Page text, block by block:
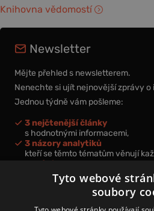
Knihovna vědomostí
Newsletter
Mějte přehled s newsletterem.
Nenechte si ujít nejnovější zprávy
Jednou týdně vám pošleme:
3 nejčtenější články
s hodnotnými informacemi,
3 názory analytiků
kteří se těmto tématům věnují
nová videa a podcasty
k prohloubení vašich znalostí.
Tyto webové
soubory